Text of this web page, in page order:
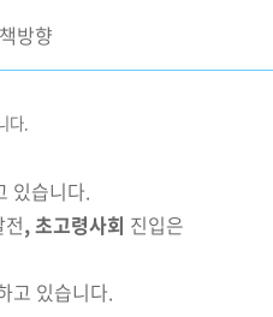
방향
다.
있습니다.
, 초고령사회 진입은
고 있습니다.